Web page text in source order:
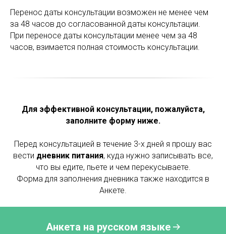
Перенос даты консультации возможен не менее чем
за 48 часов до согласованной даты консультации.
При переносе даты консультации менее чем за 48
часов, взимается полная стоимость консультации.
Для эффективной консультации, пожалуйста,
заполните форму ниже.
Перед консультацией в течение 3-х дней я прошу вас
вести дневник питания, куда нужно записывать все,
что вы едите, пьете и чем перекусываете.
Форма для заполнения дневника также находится в
Анкете.
Анкета на русском языке